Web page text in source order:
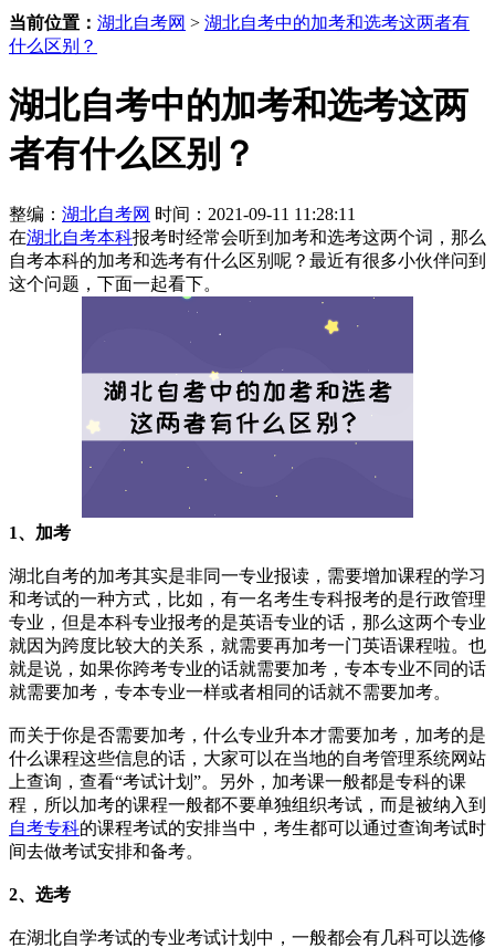
当前位置： 湖北自考网 > 湖北自考中的加考和选考这两者有
什么区别？
湖北自考中的加考和选考这两
者有什么区别？
整编： 湖北自考网 时间：2021-09-11 11:28:11
在湖北自考本科报考时经常会听到加考和选考这两个词，那么
自考本科的加考和选考有什么区别呢？最近有很多小伙伴问到
这个问题，下面一起看下。
1、加考
湖北自考的加考其实是非同一专业报读，需要增加课程的学习
和考试的一种方式，比如，有一名考生专科报考的是行政管理
专业，但是本科专业报考的是英语专业的话，那么这两个专业
就因为跨度比较大的关系，就需要再加考一门英语课程啦。也
就是说，如果你跨考专业的话就需要加考，专本专业不同的话
就需要加考，专本专业一样或者相同的话就不需要加考。
而关于你是否需要加考，什么专业升本才需要加考，加考的是
什么课程这些信息的话，大家可以在当地的自考管理系统网站
上查询，查看“考试计划”。另外，加考课一般都是专科的课
程，所以加考的课程一般都不要单独组织考试，而是被纳入到
自考专科的课程考试的安排当中，考生都可以通过查询考试时
间去做考试安排和备考。
2、选考
在湖北自学考试的专业考试计划中，一般都会有几科可以选修